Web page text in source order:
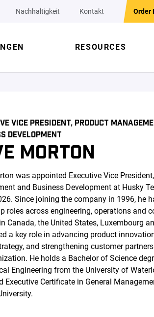
Nachhaltigkeit Kontakt Order
RESOURCES
VICE PRESIDENT, PRODUCT
DEVELOPMENT
MORTON
was appointed Executive Vice
and Business Development at Husky
Since joining the company in 1996, he
roles across engineering, operations and
Canada, the United States, Luxembourg
a key role in advancing product
and strengthening customer
He holds a Bachelor of Science
Engineering from the University of
Executive Certificate in General